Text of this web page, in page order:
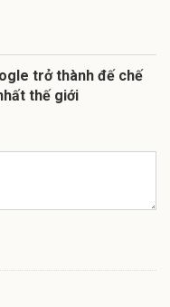
trở thành đế chế
thế giới